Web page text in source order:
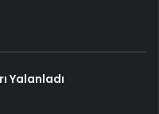
Yalanladı